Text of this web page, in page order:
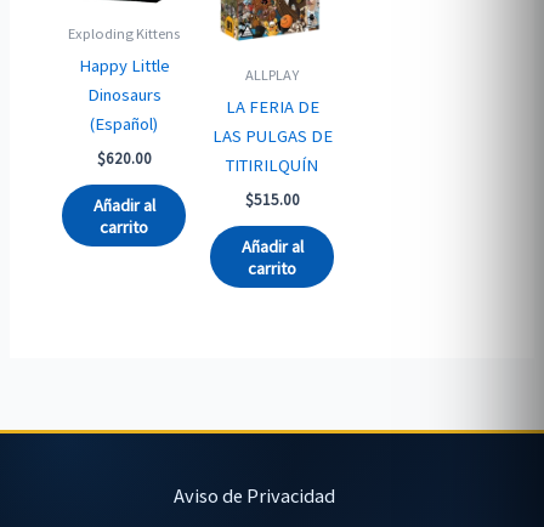
Exploding Kittens
Happy Little
Dinosaurs
(Español)
$620.00
Añadir al
carrito
ALLPLAY
LA FERIA DE
LAS PULGAS DE
TITIRILQUÍN
$515.00
Añadir al
carrito
Aviso de Privacidad